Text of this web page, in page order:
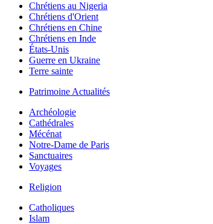
Chrétiens au Nigeria
Chrétiens d'Orient
Chrétiens en Chine
Chrétiens en Inde
États-Unis
Guerre en Ukraine
Terre sainte
Patrimoine Actualités
Archéologie
Cathédrales
Mécénat
Notre-Dame de Paris
Sanctuaires
Voyages
Religion
Catholiques
Islam